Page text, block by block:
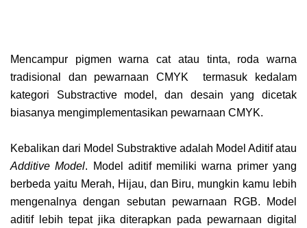
Mencampur pigmen warna cat atau tinta, roda warna
tradisional dan pewarnaan CMYK termasuk kedalam
kategori Substractive model, dan desain yang dicetak
biasanya mengimplementasikan pewarnaan CMYK.
Kebalikan dari Model Substraktive adalah Model Aditif atau
Additive Model. Model aditif memiliki warna primer yang
berbeda yaitu Merah, Hijau, dan Biru, mungkin kamu lebih
mengenalnya dengan sebutan pewarnaan RGB. Model
aditif lebih tepat jika diterapkan pada pewarnaan digital